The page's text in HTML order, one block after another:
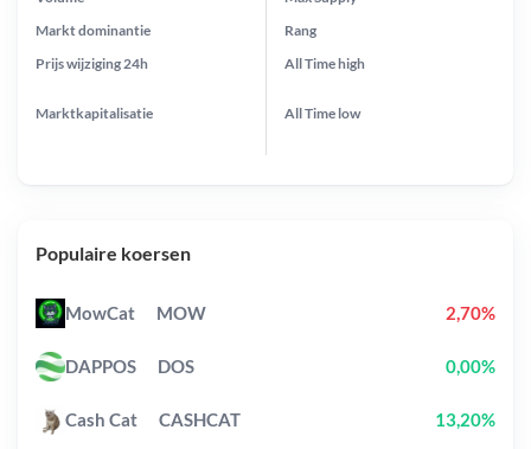
Prijs wijziging 24h
Markt dominantie
Marktkapitalisatie
Rang
All Timehigh
All Time low
Populaire koersen
MowCat MOW 2,70%
DAPPOS DOS 0,00%
Cash Cat CASHCAT 13,20%